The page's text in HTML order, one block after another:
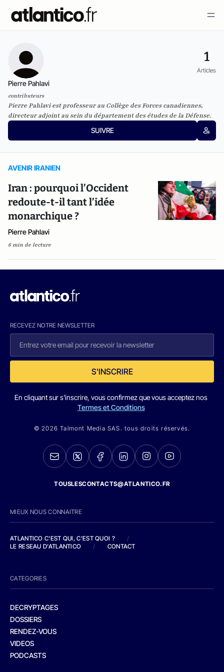
1
Articles
Pierre Pahlavi
contributeurs
Pierre Pahlavi est professeur au Collège des Forces canadiennes,
directeur adjoint au sein du département des études de la Défense.
SUIVRE
AVENIR IRANIEN
Iran : pourquoi l’Occident
redoute-t-il tant l’idée
monarchique ?
Pierre Pahlavi
6 min de lecture
RECEVEZ NOTRE NEWSLETTER
S'INSCRIRE
En cliquant sur s'inscrire, vous confirmez que vous acceptez nos
Termes et Conditions
© 2026 Talmont Media SAS. tous droits réservés.
TOUSLESCONTACTS@ATLANTICO.FR
MIEUX NOUS CONNAITRE
ATLANTICO C'EST QUI, C'EST QUOI ?
/
LE RESEAU D'ATLANTICO
/ CONTACT
CATEGORIES
DECRYPTAGES
DOSSIERS
RENDEZ-VOUS
VIDEOS
PODCASTS